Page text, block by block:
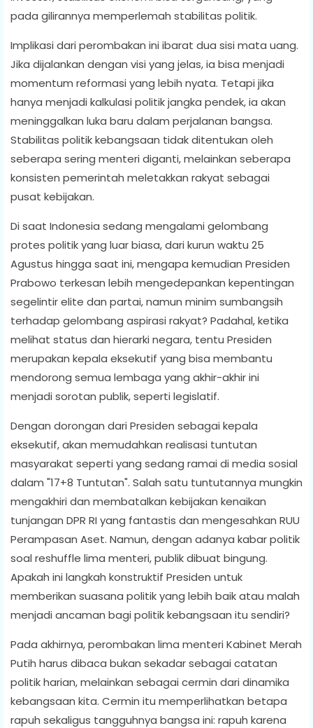
pada gilirannya memperlemah stabilitas politik.
Implikasi dari perombakan ini ibarat dua sisi mata uang.
Jika dijalankan dengan visi yang jelas, ia bisa menjadi
momentum reformasi yang lebih nyata. Tetapi jika
hanya menjadi kalkulasi politik jangka pendek, ia akan
meninggalkan luka baru dalam perjalanan bangsa.
Stabilitas politik kebangsaan tidak ditentukan oleh
seberapa sering menteri diganti, melainkan seberapa
konsisten pemerintah meletakkan rakyat sebagai
pusat kebijakan.
Di saat Indonesia sedang mengalami gelombang
protes politik yang luar biasa, dari kurun waktu 25
Agustus hingga saat ini, mengapa kemudian Presiden
Prabowo terkesan lebih mengedepankan kepentingan
segelintir elite dan partai, namun minim sumbangsih
terhadap gelombang aspirasi rakyat? Padahal, ketika
melihat status dan hierarki negara, tentu Presiden
merupakan kepala eksekutif yang bisa membantu
mendorong semua lembaga yang akhir-akhir ini
menjadi sorotan publik, seperti legislatif.
Dengan dorongan dari Presiden sebagai kepala
eksekutif, akan memudahkan realisasi tuntutan
masyarakat seperti yang sedang ramai di media sosial
dalam "17+8 Tuntutan". Salah satu tuntutannya mungkin
mengakhiri dan membatalkan kebijakan kenaikan
tunjangan DPR RI yang fantastis dan mengesahkan RUU
Perampasan Aset. Namun, dengan adanya kabar politik
soal reshuffle lima menteri, publik dibuat bingung.
Apakah ini langkah konstruktif Presiden untuk
memberikan suasana politik yang lebih baik atau malah
menjadi ancaman bagi politik kebangsaan itu sendiri?
Pada akhirnya, perombakan lima menteri Kabinet Merah
Putih harus dibaca bukan sekadar sebagai catatan
politik harian, melainkan sebagai cermin dari dinamika
kebangsaan kita. Cermin itu memperlihatkan betapa
rapuh sekaligus tangguhnya bangsa ini: rapuh karena